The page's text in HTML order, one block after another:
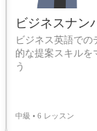
ビジネスナン
ビジネス英語での
的な提案スキルを
う
中級 • 6 レッスン